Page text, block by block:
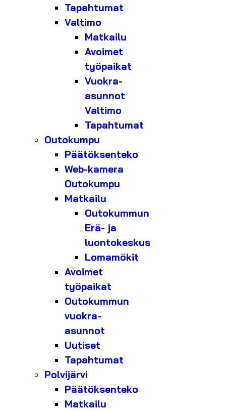
Tapahtumat
Valtimo
Matkailu
Avoimet
työpaikat
Vuokra-
asunnot
Valtimo
Tapahtumat
Outokumpu
Päätöksenteko
Web-kamera
Outokumpu
Matkailu
Outokummun
Erä- ja
luontokeskus
Lomamökit
Avoimet
työpaikat
Outokummun
vuokra-
asunnot
Uutiset
Tapahtumat
Polvijärvi
Päätöksenteko
Matkailu